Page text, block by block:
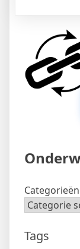
Categorieën
Tags